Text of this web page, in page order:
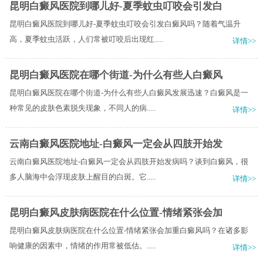
昆明白癜风医院到哪儿好-夏季蚊虫叮咬会引发白
昆明白癜风医院到哪儿好-夏季蚊虫叮咬会引发白癜风吗？随着气温升
高，夏季蚊虫活跃，人们常被叮咬后出现红.....
详情>>
昆明白癜风医院在哪个街道-为什么有些人白癜风
昆明白癜风医院在哪个街道-为什么有些人白癜风发展迅速？白癜风是一
种常见的皮肤色素脱失现象，不同人的病.....
详情>>
云南白癜风医院地址-白癜风一定会从四肢开始发
云南白癜风医院地址-白癜风一定会从四肢开始发病吗？谈到白癜风，很
多人脑海中会浮现皮肤上醒目的白斑。它.....
详情>>
昆明白癜风皮肤病医院在什么位置-情绪紧张会加
昆明白癜风皮肤病医院在什么位置-情绪紧张会加重白癜风吗？在诸多影
响健康的因素中，情绪的作用常被低估。.....
详情>>